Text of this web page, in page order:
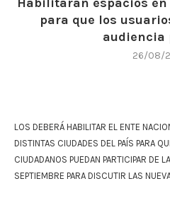
Habilitarán espacios
para que los
audiencia
26/08/
LOS DEBERÁ HABILITAR EL ENTE
DISTINTAS CIUDADES DEL PAÍS PARA
CIUDADANOS PUEDAN PARTICIPAR DE
SEPTIEMBRE PARA DISCUTIR LAS